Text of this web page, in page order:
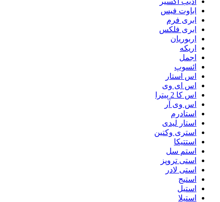
اباوت فیس
ابری فرم
ابری فلکس
اربوریان
اریکه
اجمل
ائسوپ
اس استار
اس ای وی
اس کا 2 پیترا
اس وی آر
استادرم
استار لیدی
استری وکتین
استتیکا
استم سل
استی تروپز
استی لادر
استیج
استیل
استیلا